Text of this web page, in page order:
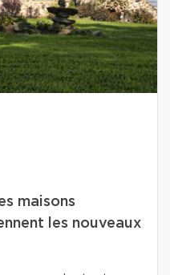
maisons
les nouveaux